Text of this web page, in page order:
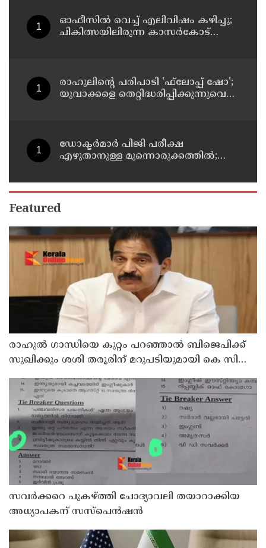
ഓഫീസില്‍ വെച്ച് എലിവിഷം കഴിച്ചു;
ചികിത്സയിലിരുന്ന കാസര്‍കോട്
രാഹുലിന്റെ പരിപാടി 'ഫ്‌ലോപ്പ് ഷോ';
യുവാക്കളെ തെറ്റിദ്ധരിപ്പിക്കുന്നുവെന്ന്
ഡോക്ടര്‍മാര്‍ പിജി പരീക്ഷ
എഴുതാനുള്ള മുന്നൊരുക്കത്തില്‍;
കുടുംബാരോഗ്യ കേന്ദ്രം അടച്ചുപൂട്ടി
Featured
രാഹുല്‍ ഗാന്ധിയെ കുറ്റം പറഞ്ഞാല്‍ ബിജെപിക്ക്
സുഖിക്കും ശശി തരൂരിന് മറുപടിയുമായി കെ സി
സവര്‍ക്കറെ പുകഴ്ത്തി ചോദ്യാവലി തയാറാക്കിയ
അധ്യാപകന് സസ്‌പെന്‍ഷന്‍